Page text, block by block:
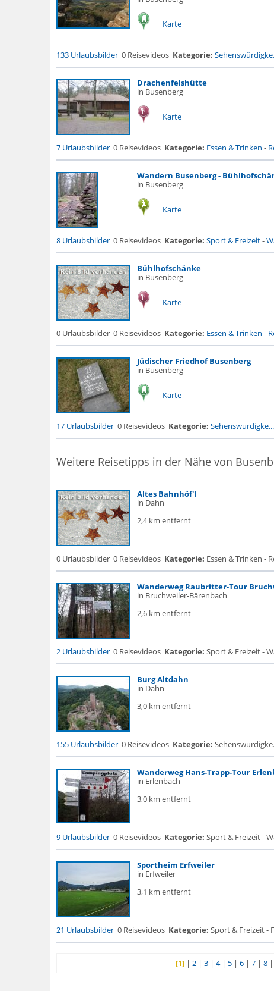
Karte
133 Urlaubsbilder 0 Reisevideos Kategorie:
Drachenfelshütte
in Busenberg
Karte
7 Urlaubsbilder 0 Reisevideos Kategorie: Essen & Trinken -
Wandern Busenberg -
in Busenberg
Karte
8 Urlaubsbilder 0 Reisevideos Kategorie: Sport & Freizeit-
Bühlhofschänke
in Busenberg
Karte
0 Urlaubsbilder 0 Reisevideos Kategorie: Essen & Trinken -
Jüdischer Friedhof Busenberg
in Busenberg
Karte
17 Urlaubsbilder 0 Reisevideos Kategorie: Sehenswürdigke...
Weitere Reisetipps in der Nähe von
Altes Bahnhöf'l
in Dahn
2,4 km entfernt
0 Urlaubsbilder 0 Reisevideos Kategorie: Essen & Trinken -
Wanderweg Raubritter-Tour
in Bruchweiler-Bärenbach
2,6 km entfernt
2 Urlaubsbilder 0 Reisevideos Kategorie: Sport & Freizeit -
Burg Altdahn
in Dahn
3,0 km entfernt
155 Urlaubsbilder 0 Reisevideos Kategorie:
Wanderweg Hans-Trapp-Tour
in Erlenbach
3,0 km entfernt
9 Urlaubsbilder 0 Reisevideos Kategorie: Sport & Freizeit -
Sportheim Erfweiler
in Erfweiler
3,1 km entfernt
21 Urlaubsbilder 0 Reisevideos Kategorie: Sport & Freizeit -
[1] |2 |3 |4| 5 |6 |7 |8